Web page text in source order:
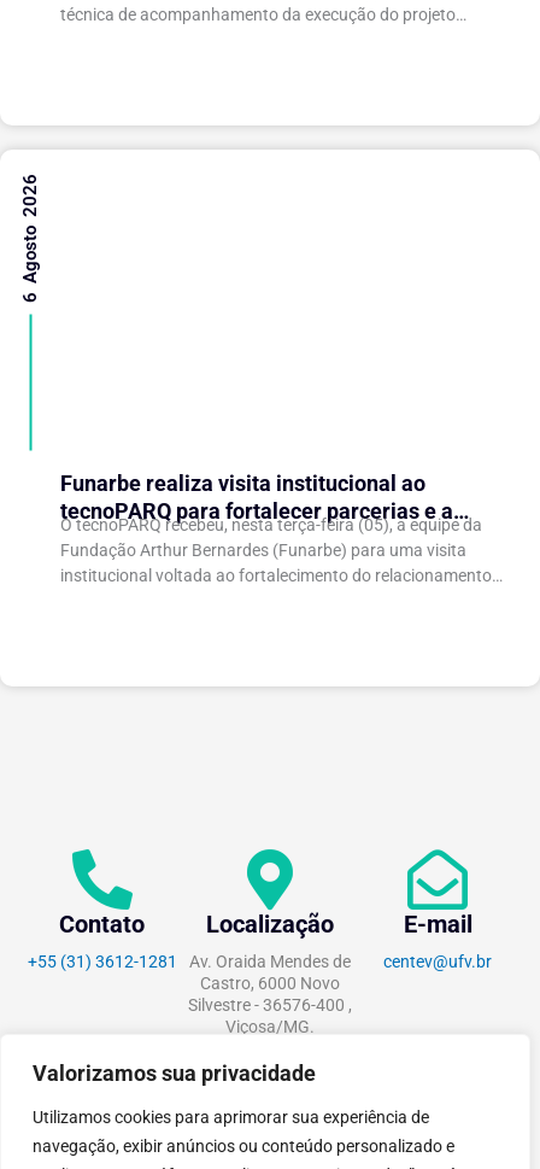
Valorizamos sua privacidade
Utilizamos cookies para aprimorar sua experiência de
navegação, exibir anúncios ou conteúdo personalizado e
técnica de acompanhamento da execução do projeto
Funarbe realiza visita institucional ao
tecnoPARQ para fortalecer parcerias e a
gestão da inovação
O tecnoPARQ recebeu, nesta terça-feira (05), a equipe da
Fundação Arthur Bernardes (Funarbe) para uma visita
institucional voltada ao fortalecimento do relacionamento
6 Agosto 2026
Contato
+55 (31) 3612-1281
Localização
Av. Oraida Mendes de
Castro, 6000 Novo
Silvestre - 36576-400 ,
Viçosa/MG.
E-mail
centev@ufv.br
tecnoPARQ © 2021 porDigital